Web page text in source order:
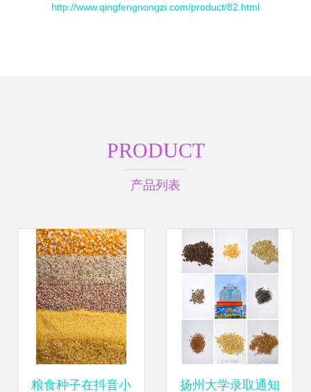
http://www.qingfengnongzi.com/product/82.html
PRODUCT
产品列表
粮食种子在抖音小 扬州大学录取通知